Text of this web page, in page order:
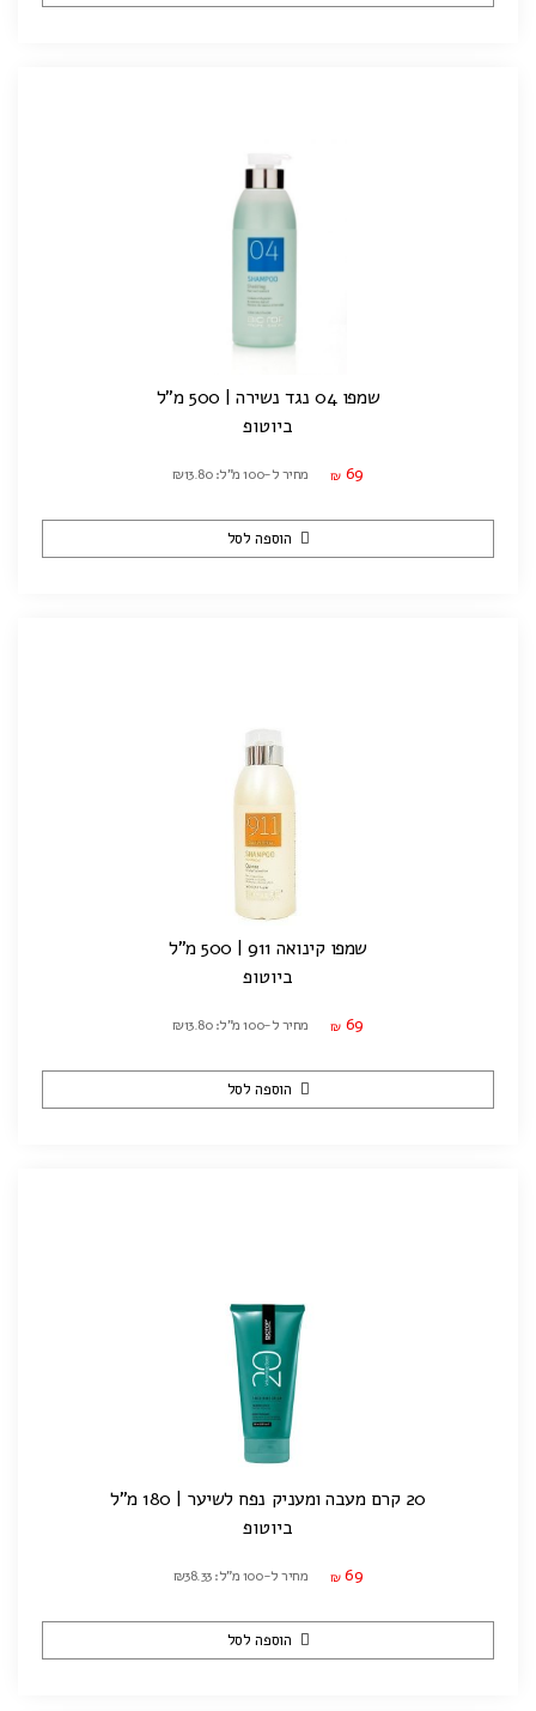
שמפו 04 נגד נשירה | 500 מ"ל
ביוטופ
₪ 69 מחיר ל-100 מ"ל: ₪13.80
הוספה לסל
שמפו קינואה 911 | 500 מ"ל
ביוטופ
₪ 69 מחיר ל-100 מ"ל: ₪13.80
הוספה לסל
20 קרם מעבה ומעניק נפח לשיער | 180 מ"ל
ביוטופ
₪ 69 מחיר ל-100 מ"ל: ₪38.33
הוספה לסל